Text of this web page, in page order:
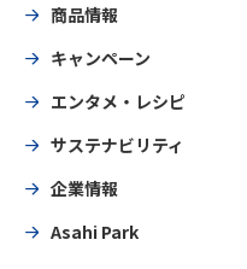
商品情報
キャンペーン
エンタメ・レシピ
サステナビリティ
企業情報
Asahi Park